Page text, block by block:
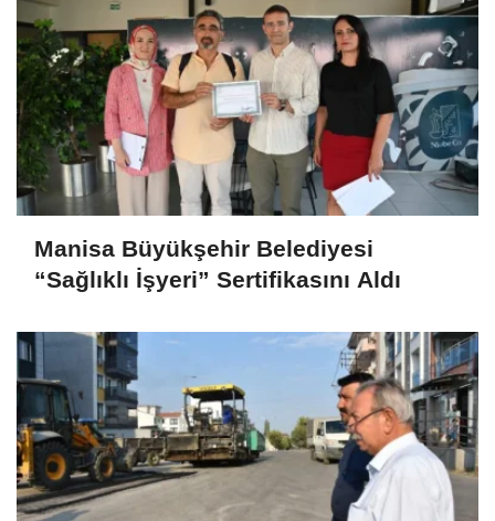
Manisa Büyükşehir Belediyesi
“Sağlıklı İşyeri” Sertifikasını Aldı